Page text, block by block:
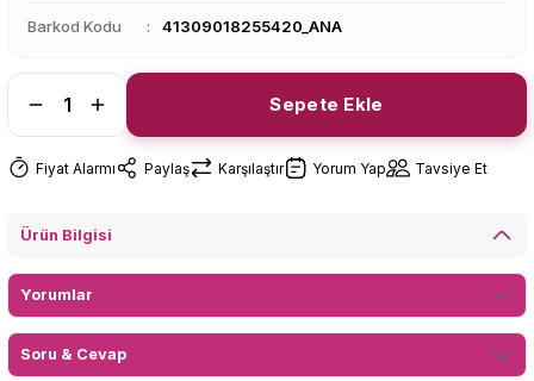
Barkod Kodu 41309018255420_ANA
Sepete Ekle
Fiyat Alarmı Paylaş Karşılaştır Yorum Yap Tavsiye Et
Ürün Bilgisi
Yorumlar
Soru & Cevap